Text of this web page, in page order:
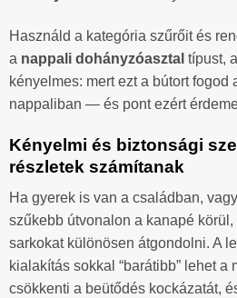
Használd a kategória szűrőit és
a nappali dohányzóasztal típust,
kényelmes: mert ezt a bútort fogod
nappaliban — és pont ezért
Kényelmi és biztonsági
részletek számítanak
Ha gyerek is van a családban,
szűkebb útvonalon a kanapé körül,
sarkokat különösen átgondolni. A
kialakítás sokkal “barátibb” lehet a
csökkenti a beütődés kockázatát,